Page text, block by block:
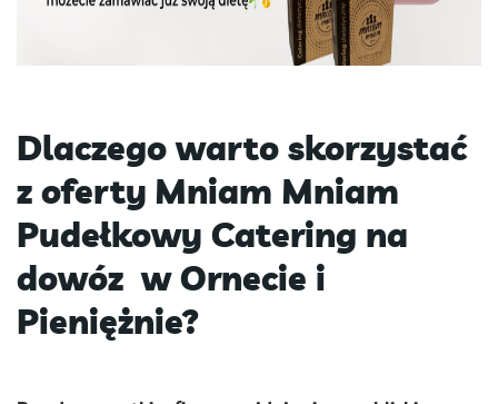
Dlaczego warto skorzystać
z oferty Mniam Mniam
Pudełkowy Catering na
dowózw Ornecie i
Pieniężnie?